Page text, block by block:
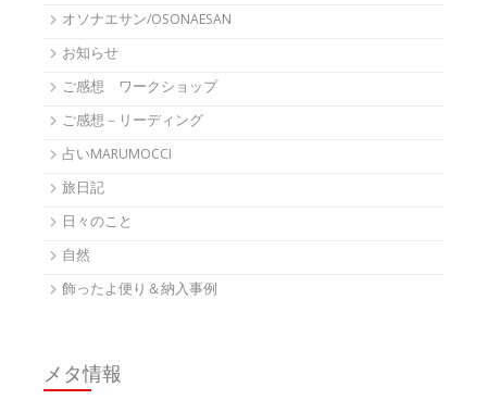
オソナエサン/OSONAESAN
お知らせ
ご感想 ワークショップ
ご感想－リーディング
占いMARUMOCCI
旅日記
日々のこと
自然
飾ったよ便り＆納入事例
メタ情報